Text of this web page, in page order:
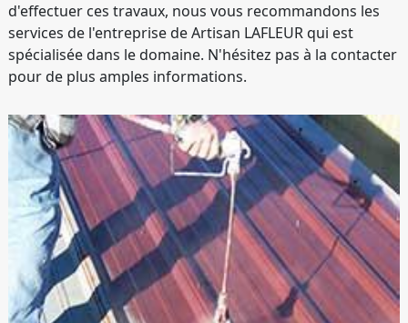
d'effectuer ces travaux, nous vous recommandons les
services de l'entreprise de Artisan LAFLEUR qui est
spécialisée dans le domaine. N'hésitez pas à la contacter
pour de plus amples informations.